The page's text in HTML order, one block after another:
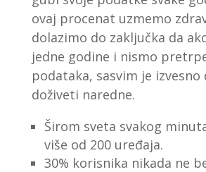
ovaj procenat uzmemo
dolazimo do zaključka da
jedne godine i nismo
podataka, sasvim je izvesno
doživeti naredne.
Širom sveta svakog
više od 200 uređaja.
30% korisnika nikada ne